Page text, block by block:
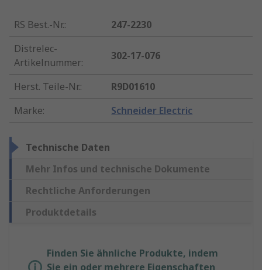
RS Best.-Nr.:
247-2230
Distrelec-
Artikelnummer:
302-17-076
Herst. Teile-Nr.:
R9D01610
Marke: Schneider Electric
Technische Daten
Mehr Infos und technische Dokumente
Rechtliche Anforderungen
Produktdetails
Finden Sie ähnliche Produkte, indem
Sie ein oder mehrere Eigenschaften